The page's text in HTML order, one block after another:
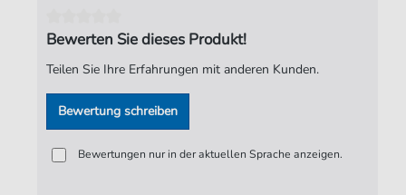
Bewerten Sie dieses Produkt!
Teilen Sie Ihre Erfahrungen mit anderen Kunden.
Bewertung schreiben
Bewertungen nur in der aktuellen Sprache anzeigen.